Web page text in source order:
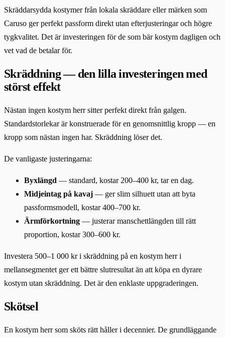
Skräddarsydda kostymer från lokala skräddare eller märken som
Caruso ger perfekt passform direkt utan efterjusteringar och högre
tygkvalitet. Det är investeringen för de som bär kostym dagligen och
vet vad de betalar för.
Skräddning — den lilla investeringen med
störst effekt
Nästan ingen kostym herr sitter perfekt direkt från galgen.
Standardstorlekar är konstruerade för en genomsnittlig kropp — en
kropp som nästan ingen har. Skräddning löser det.
De vanligaste justeringarna:
Byxlängd — standard, kostar 200–400 kr, tar en dag.
Midjeintag på kavaj — ger slim silhuett utan att byta
passformsmodell, kostar 400–700 kr.
Ärmförkortning — justerar manschettlängden till rätt
proportion, kostar 300–600 kr.
Investera 500–1 000 kr i skräddning på en kostym herr i
mellansegmentet ger ett bättre slutresultat än att köpa en dyrare
kostym utan skräddning. Det är den enklaste uppgraderingen.
Skötsel
En kostym herr som sköts rätt håller i decennier. De grundläggande